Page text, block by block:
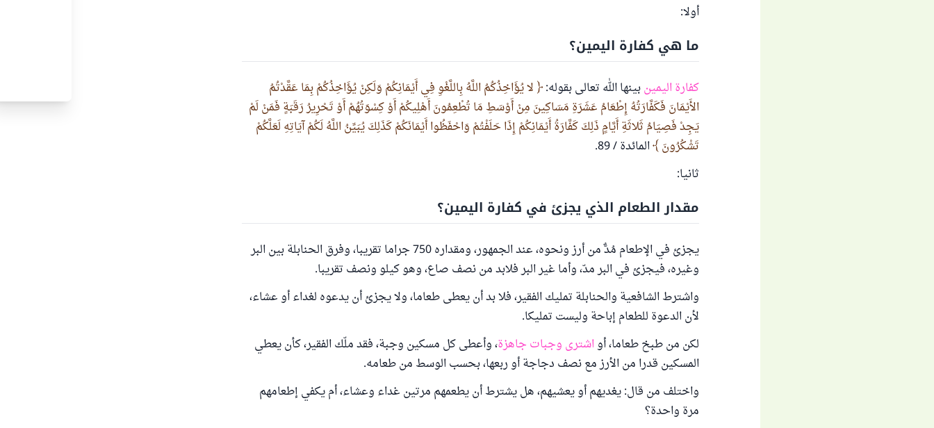
أولا:
ما هي كفارة اليمين؟
كفارة اليمينبينها الله تعالى بقوله:
لا يُؤَاخِذُكُمُ اللَّهُ بِاللَّغْوِ فِي أَيْمَانِكُمْ وَلَكِنْ يُؤَاخِذُكُمْ بِمَا عَقَّدْتُمُ
الأَيْمَانَ فَكَفَّارَتُهُ إِطْعَامُ عَشَرَةِ مَسَاكِينَ مِنْ أَوْسَطِ مَا تُطْعِمُونَ أَهْلِيكُمْ أَوْ كِسْوَتُهُمْ أَوْ تَحْرِيرُ رَقَبَةٍ فَمَنْ لَمْ
يَجِدْ فَصِيَامُ ثَلاثَةِ أَيَّامٍ ذَلِكَ كَفَّارَةُ أَيْمَانِكُمْ إِذَا حَلَفْتُمْ وَاحْفَظُوا أَيْمَانَكُمْ كَذَلِكَ يُبَيِّنُ اللَّهُ لَكُمْ آيَاتِهِ لَعَلَّكُمْ
تَشْكُرُونَ المائدة / 89.
ثانيا:
مقدار الطعام الذي يجزئ في كفارة اليمين؟
يجزئ في الإطعام مُدٌّ من أرز ونحوه، عند الجمهور، ومقداره 750 جراما تقريبا، وفرق الحنابلة بين البر
وغيره، فيجزئ في البر مدّ، وأما غير البر فلابد من نصف صاع، وهو كيلو ونصف تقريبا.
واشترط الشافعية والحنابلة تمليك الفقير، فلا بد أن يعطى طعاما، ولا يجزئ أن يدعوه لغداء أو عشاء،
لأن الدعوة للطعام إباحة وليست تمليكا.
لكن من طبخ طعاما، أواشترى وجبات جاهزة، وأعطى كل مسكين وجبة، فقد ملّك الفقير، كأن يعطي
المسكين قدرا من الأرز مع نصف دجاجة أو ربعها، بحسب الوسط من طعامه.
واختلف من قال: يغديهم أو يعشيهم، هل يشترط أن يطعمهم مرتين غداء وعشاء، أم يكفي إطعامهم
مرة واحدة؟